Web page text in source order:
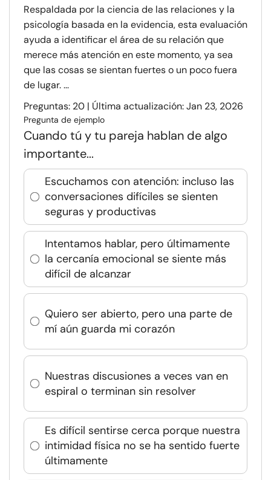
Respaldada por la ciencia de las relaciones y la
psicología basada en la evidencia, esta evaluación
ayuda a identificar el área de su relación que
merece más atención en este momento, ya sea
que las cosas se sientan fuertes o un poco fuera
de lugar. ...
Preguntas: 20 | Última actualización: Jan 23, 2026
Pregunta de ejemplo
Cuando tú y tu pareja hablan de algo
importante...
Escuchamos con atención: incluso las
conversaciones difíciles se sienten
seguras y productivas
Intentamos hablar, pero últimamente
la cercanía emocional se siente más
difícil de alcanzar
Quiero ser abierto, pero una parte de
mí aún guarda mi corazón
Nuestras discusiones a veces van en
espiral o terminan sin resolver
Es difícil sentirse cerca porque nuestra
intimidad física no se ha sentido fuerte
últimamente